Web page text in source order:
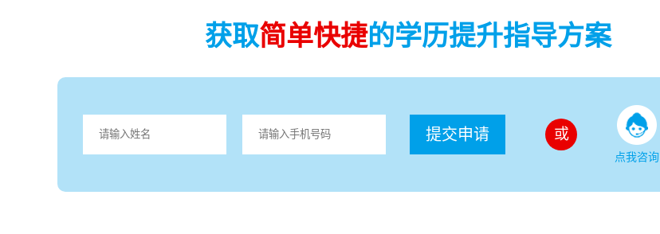
获取简单快捷的学历提升指导方案
提交申请 或
点我咨询